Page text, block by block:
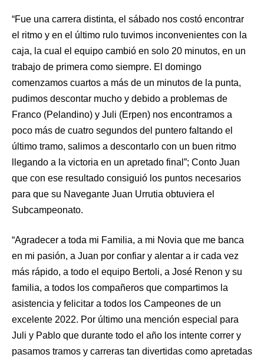
“Fue una carrera distinta, el sábado nos costó encontrar
el ritmo y en el último rulo tuvimos inconvenientes con la
caja, la cual el equipo cambió en solo 20 minutos, en un
trabajo de primera como siempre. El domingo
comenzamos cuartos a más de un minutos de la punta,
pudimos descontar mucho y debido a problemas de
Franco (Pelandino) y Juli (Erpen) nos encontramos a
poco más de cuatro segundos del puntero faltando el
último tramo, salimos a descontarlo con un buen ritmo
llegando a la victoria en un apretado final”; Conto Juan
que con ese resultado consiguió los puntos necesarios
para que su Navegante Juan Urrutia obtuviera el
Subcampeonato.
“Agradecer a toda mi Familia, a mi Novia que me banca
en mi pasión, a Juan por confiar y alentar a ir cada vez
más rápido, a todo el equipo Bertoli, a José Renon y su
familia, a todos los compañeros que compartimos la
asistencia y felicitar a todos los Campeones de un
excelente 2022. Por último una mención especial para
Juli y Pablo que durante todo el año los intente correr y
pasamos tramos y carreras tan divertidas como apretadas